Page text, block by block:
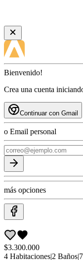
Bienvenido!
Crea una cuenta
Continuar con Gmail
o Email personal
más opciones
$3.300.000
4 Habitaciones|2 Baños|